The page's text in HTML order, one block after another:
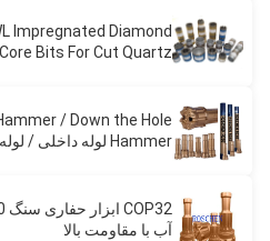
Impregnated Diamond
Core Bits For Cut Quartz
/ Down the Hole
آب با مقاومت بالا